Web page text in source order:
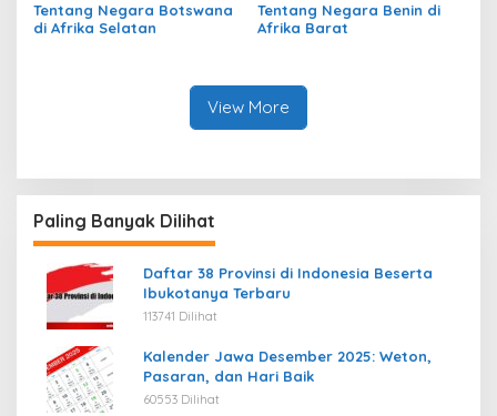
Tentang Negara Botswana
di Afrika Selatan
Tentang Negara Benin di
Afrika Barat
View More
Paling Banyak Dilihat
Daftar 38 Provinsi di Indonesia Beserta
Ibukotanya Terbaru
113741 Dilihat
Kalender Jawa Desember 2025: Weton,
Pasaran, dan Hari Baik
60553 Dilihat